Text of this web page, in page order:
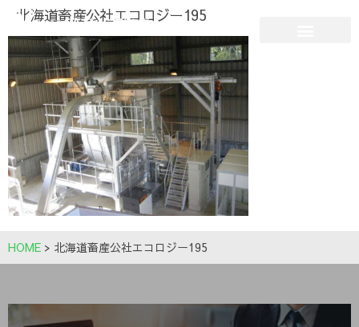
北海道畜産公社エコロジー195
HOME > 北海道畜産公社エコロジー195